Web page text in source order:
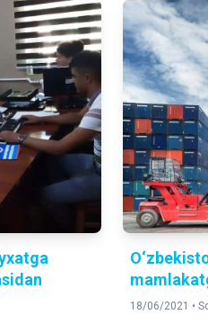
18/06/2021 •